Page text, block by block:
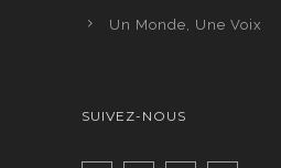
Un Monde, Une Voix
SUIVEZ-NOUS